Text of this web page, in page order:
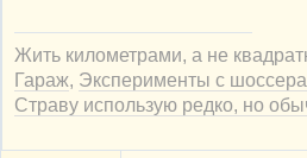
Жить километрами, а не
Гараж, Эксперименты с
Страву использую редко, но